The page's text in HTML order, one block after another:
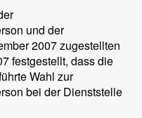
und der
2007 zugestellten
festgestellt, dass die
Wahl zur
bei der Dienststelle